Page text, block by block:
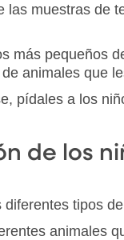
las muestras de
más pequeños
animales que
pídales a los
de los
tipos
animales